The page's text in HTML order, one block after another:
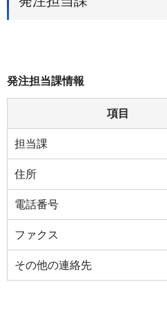
発注担当課情報
項目
担当課
住所
電話番号
ファクス
その他の連絡先